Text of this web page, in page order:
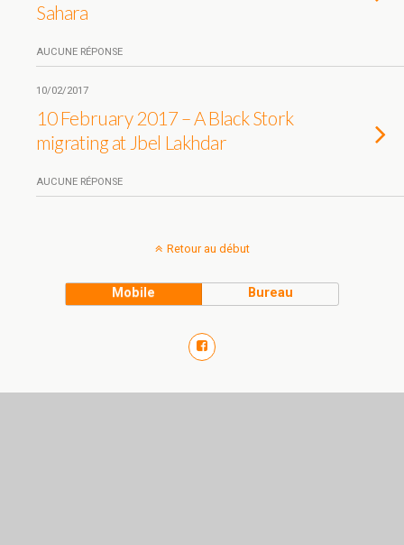
Sahara
AUCUNE RÉPONSE
10/02/2017
10 February 2017 – A Black Stork
migrating at Jbel Lakhdar
AUCUNE RÉPONSE
Retour au début
Mobile Bureau